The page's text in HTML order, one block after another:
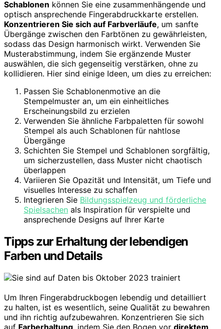
Schablonen können Sie eine zusammenhängende und
optisch ansprechende Fingerabdruckkarte erstellen.
Konzentrieren Sie sich auf Farbverläufe, um sanfte
Übergänge zwischen den Farbtönen zu gewährleisten,
sodass das Design harmonisch wirkt. Verwenden Sie
Musterabstimmung, indem Sie ergänzende Muster
auswählen, die sich gegenseitig verstärken, ohne zu
kollidieren. Hier sind einige Ideen, um dies zu erreichen:
Passen Sie Schablonenmotive an die
Stempelmuster an, um ein einheitliches
Erscheinungsbild zu erzielen
Verwenden Sie ähnliche Farbpaletten für sowohl
Stempel als auch Schablonen für nahtlose
Übergänge
Schichten Sie Stempel und Schablonen sorgfältig,
um sicherzustellen, dass Muster nicht chaotisch
überlappen
Variieren Sie Opazität und Intensität, um Tiefe und
visuelles Interesse zu schaffen
Integrieren Sie Bildungsspielzeug und förderliche
Spielsachen als Inspiration für verspielte und
ansprechende Designs auf Ihrer Karte
Tipps zur Erhaltung der lebendigen
Farben und Details
Um Ihren Fingerabdruckbogen lebendig und detailliert
zu halten, ist es wesentlich, seine Qualität zu bewahren
und ihn richtig aufzubewahren. Konzentrieren Sie sich
auf Farberhaltung, indem Sie den Bogen vor direktem